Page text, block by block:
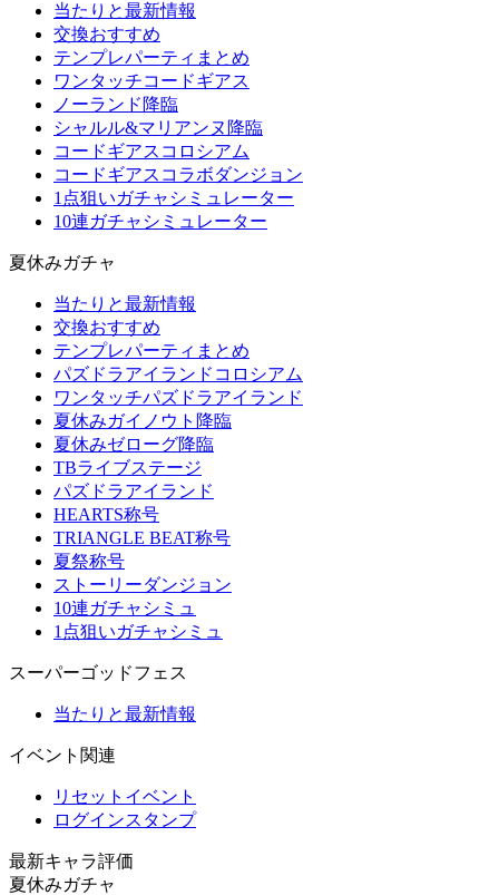
当たりと最新情報
交換おすすめ
テンプレパーティまとめ
ワンタッチコードギアス
ノーランド降臨
シャルル&マリアンヌ降臨
コードギアスコロシアム
コードギアスコラボダンジョン
1点狙いガチャシミュレーター
10連ガチャシミュレーター
夏休みガチャ
当たりと最新情報
交換おすすめ
テンプレパーティまとめ
パズドラアイランドコロシアム
ワンタッチパズドラアイランド
夏休みガイノウト降臨
夏休みゼローグ降臨
TBライブステージ
パズドラアイランド
HEARTS称号
TRIANGLE BEAT称号
夏祭称号
ストーリーダンジョン
10連ガチャシミュ
1点狙いガチャシミュ
スーパーゴッドフェス
当たりと最新情報
イベント関連
リセットイベント
ログインスタンプ
最新キャラ評価
夏休みガチャ